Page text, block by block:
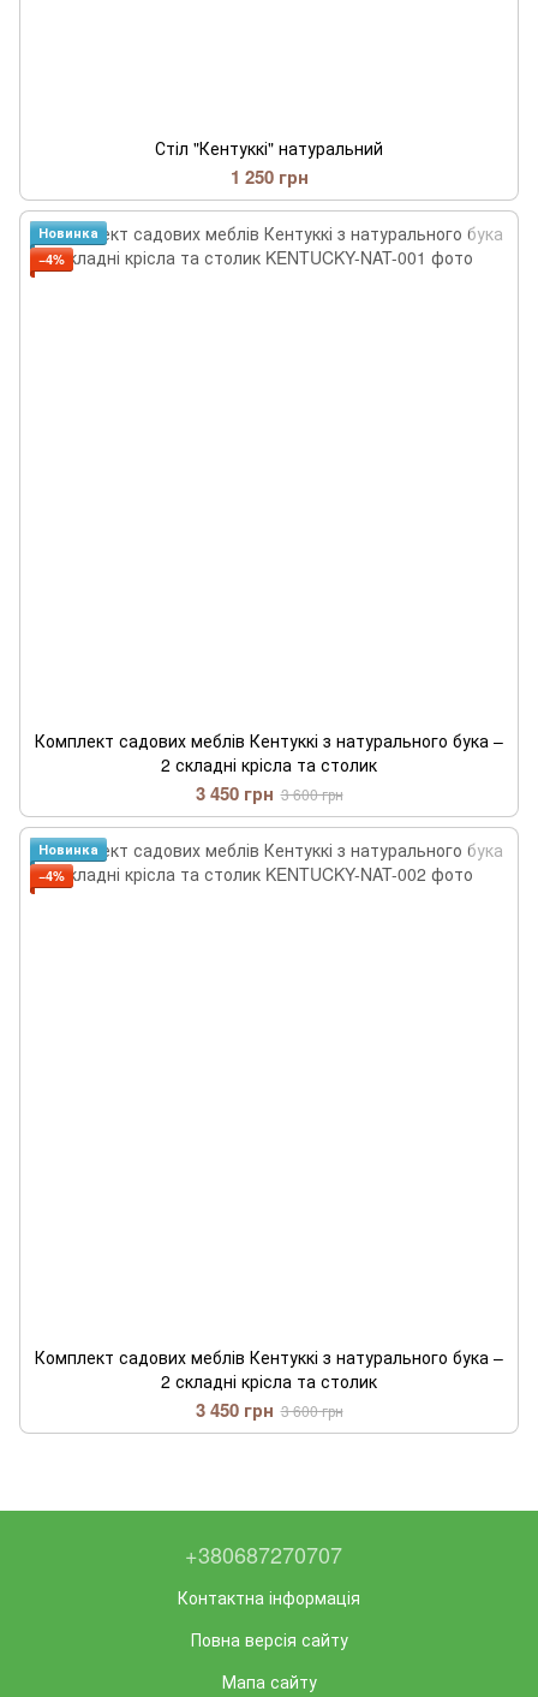
Стіл "Кентуккі" натуральний
1 250 грн
Новинка
−4%
Комплект садових меблів Кентуккі з натурального бука –
2 складні крісла та столик
3 450 грн 3 600 грн
Новинка
−4%
Комплект садових меблів Кентуккі з натурального бука –
2 складні крісла та столик
3 450 грн 3 600 грн
+380687270707
Контактна інформація
Повна версія сайту
Мапа сайту